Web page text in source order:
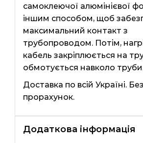
самоклеючої алюмінієвої
іншим способом, щоб
максимальний контакт з
трубопроводом. Потім,
кабель закріплюється на
обмотується навколо
Доставка по всій Україні.
прорахунок.
Додаткова інформація